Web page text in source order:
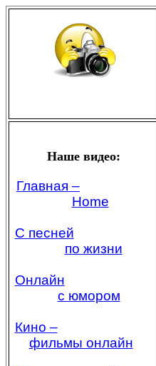
Наше видео:
Главная –
Home
С песней
по жизни
Онлайн
с юмором
Кино –
фильмы онлайн